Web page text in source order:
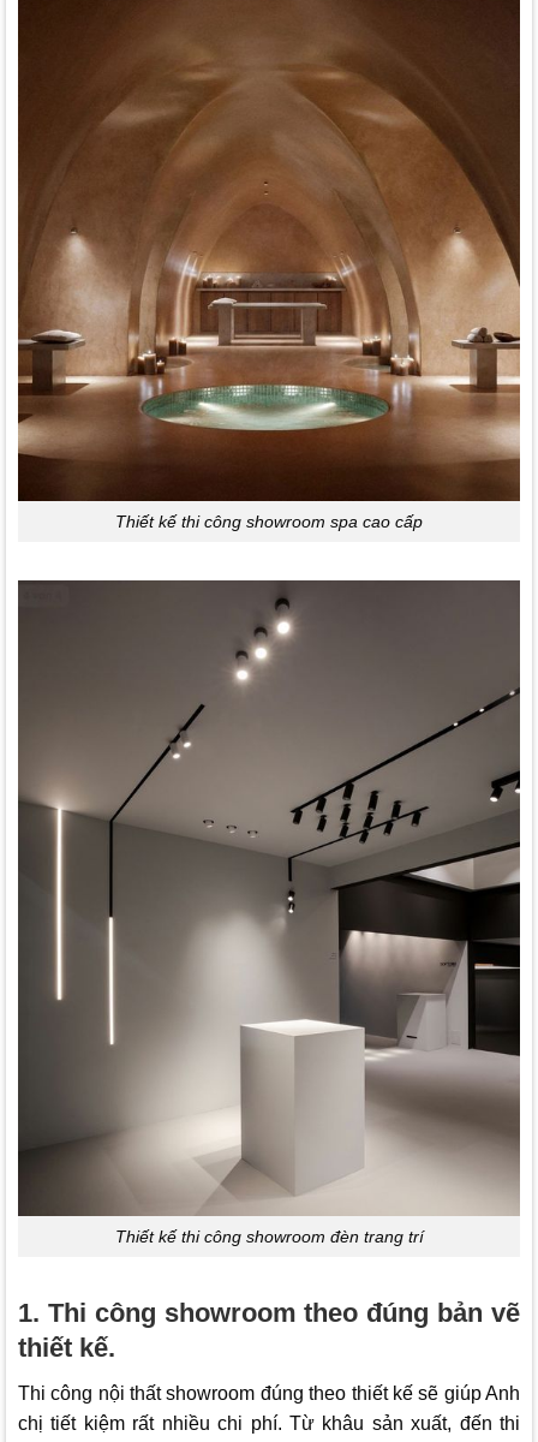
Thiết kế thi công showroom spa cao cấp
Thiết kế thi công showroom đèn trang trí
1. Thi công showroom theo đúng bản vẽ
thiết kế.
Thi công nội thất showroom đúng theo thiết kế sẽ giúp Anh
chị tiết kiệm rất nhiều chi phí. Từ khâu sản xuất, đến thi